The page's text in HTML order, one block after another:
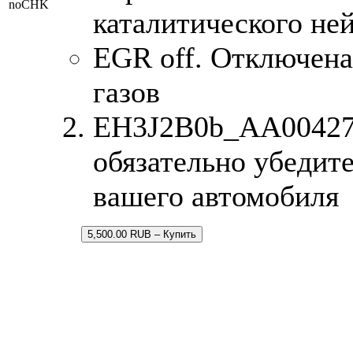
noCHK
каталитического
EGR off.
газов
обязательно
вашего автомобиля
5,500.00 RUB – Купить